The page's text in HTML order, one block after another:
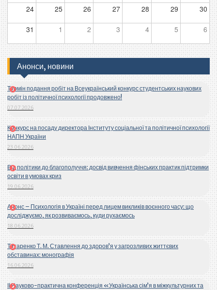
24 25 26 27 28 29 30
31 1 2 3 4 5 6
Анонси, новини
Термін подання робіт на Всеукраїнський конкурс студентських наукових
робіт із політичної психології продовжено!
07.07.2026
Конкурс на посаду директора Інституту соціальної та політичної психології
НАПН України
23.06.2026
Від політики до благополуччя: досвід вивчення фінських практик підтримки
освіти в умовах криз
19.06.2026
Анонс – Психологія в Україні перед лицем викликів воєнного часу: що
досліджуємо, як розвиваємось, куди рухаємось
18.06.2026
Титаренко Т. М. Ставлення до здоров’я у загрозливих життєвих
обставинах: монографія
16.06.2026
ІІ Науково-практична конференція «Українська сім’я в міжкультурних та